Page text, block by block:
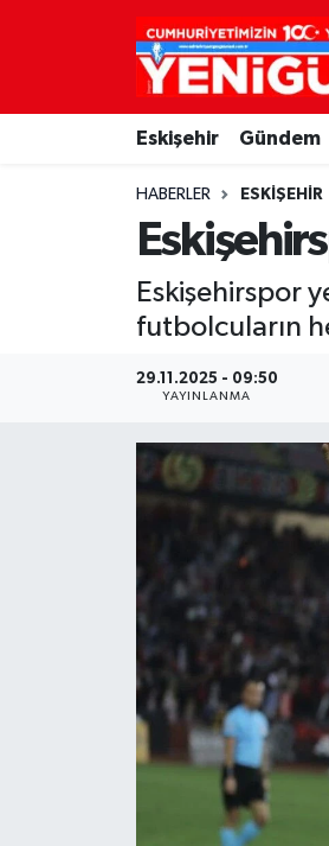
Eskişehir Gündem
HABERLER ESKIŞEHIR
Eskişehirspor
futbolcuların
29.11.2025 - 09:50
YAYINLANMA
Nöbetçi Eczaneler
Hava Durumu
Tüm Manşetler
Son Dakika Haberleri
Haber Arşivi